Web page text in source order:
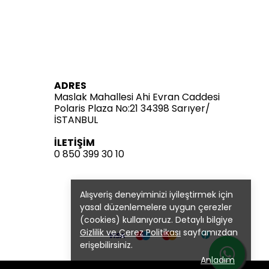
Alışveriş deneyiminizi iyileştirmek için
yasal düzenlemelere uygun çerezler
(cookies) kullanıyoruz. Detaylı bilgiye
Gizlilik ve Çerez Politikası sayfamızdan
erişebilirsiniz.
Anladım
ADRES
Maslak Mahallesi Ahi Evran Caddesi
Polaris Plaza No:21 34398 Sarıyer/
İSTANBUL
İLETİŞİM
0 850 399 30 10